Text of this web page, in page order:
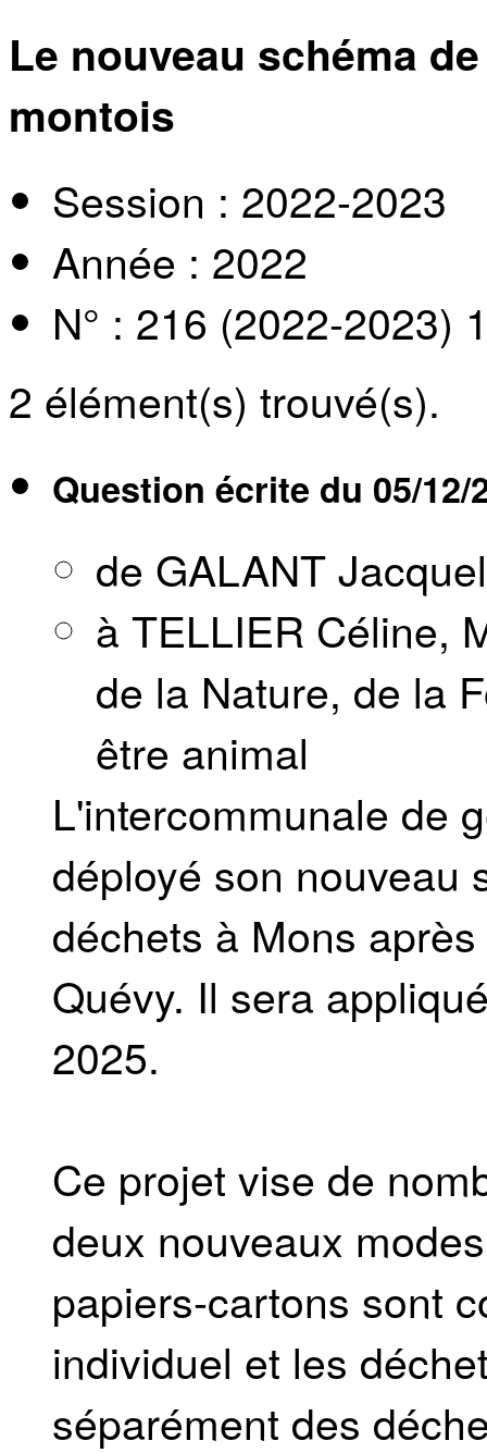
Le nouveau schéma
montois
Session : 2022-2023
Année : 2022
N° : 216 (2022-2023)
2 élément(s) trouvé(s).
Question écrite du 05/12/
de GALANT
à TELLIER Céline,
de la Nature, de la
être animal
L'intercommunale de
déployé son nouveau
déchets à Mons
Quévy. Il sera
2025.
Ce projet vise de
deux nouveaux
papiers-cartons sont
individuel et les
séparément des